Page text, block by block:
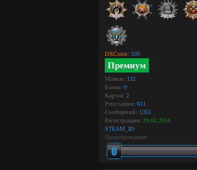
DXCoins: 500
Премиум
Маяки: 132
Баны: 0
Карма: 2
Репутация: 611
Сообщений: 1351
Регистрация: 29.03.2014
STEAM_ID:
Предупреждения: